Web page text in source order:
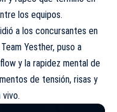
los equipos.
a los concursantes en
Yesther, puso a
y la rapidez mental de
de tensión, risas y